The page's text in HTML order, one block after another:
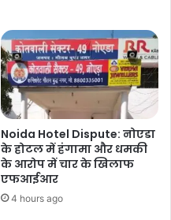
Noida Hotel Dispute: नोएडा
के होटल में हंगामा और धमकी
के आरोप में चार के खिलाफ
एफआईआर
4 hours ago